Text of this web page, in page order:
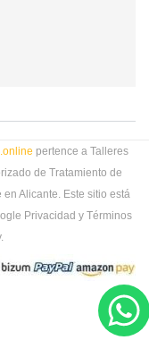
pertence a Talleres
de Tratamiento de
Alicante. Este sitio está
Privacidad y Términos